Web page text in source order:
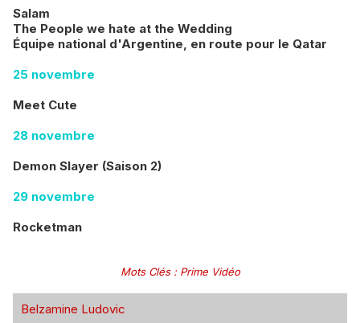
Salam
The People we hate at the Wedding
Équipe national d'Argentine, en route pour le Qatar
25 novembre
Meet Cute
28 novembre
Demon Slayer (Saison 2)
29 novembre
Rocketman
Mots Clés: Prime Vidéo
Belzamine Ludovic